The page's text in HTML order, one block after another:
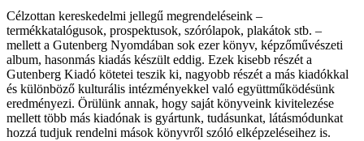
Célzottan kereskedelmi jellegű megrendeléseink –
termékkatalógusok, prospektusok, szórólapok, plakátok stb. –
mellett a Gutenberg Nyomdában sok ezer könyv, képzőművészeti
album, hasonmás kiadás készült eddig. Ezek kisebb részét a
Gutenberg Kiadó kötetei teszik ki, nagyobb részét a más kiadókkal
és különböző kulturális intézményekkel való együttműködésünk
eredményezi. Örülünk annak, hogy saját könyveink kivitelezése
mellett több más kiadónak is gyártunk, tudásunkat, látásmódunkat
hozzá tudjuk rendelni mások könyvről szóló elképzeléseihez is.